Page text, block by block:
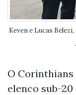
Keven e Lucas
O Corinthians
elenco sub-